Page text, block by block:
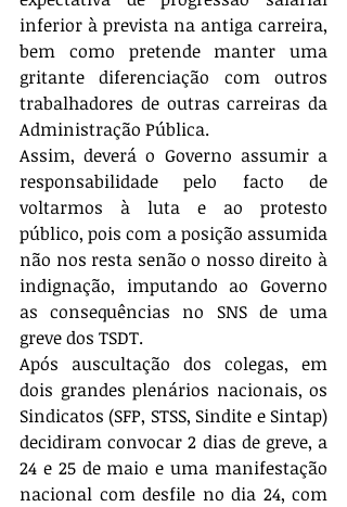
inferior à prevista na antiga carreira,
bem como pretende manter uma
gritante diferenciação com outros
trabalhadores de outras carreiras da
Administração Pública.
Assim, deverá o Governo assumir a
responsabilidade pelo facto de
voltarmos à luta e ao protesto
público, pois com a posição assumida
não nos resta senão o nosso direito à
indignação, imputando ao Governo
as consequências no SNS de uma
greve dos TSDT.
Após auscultação dos colegas, em
dois grandes plenários nacionais, os
Sindicatos (SFP, STSS, Sindite e Sintap)
decidiram convocar 2 dias de greve, a
24 e 25 de maio e uma manifestação
nacional com desfile no dia 24, com